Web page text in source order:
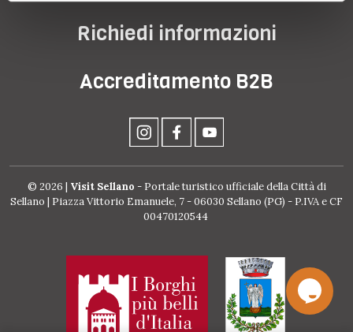
Richiedi informazioni
Accreditamento B2B
© 2026 | Visit Sellano - Portale turistico ufficiale della Città di
Sellano | Piazza Vittorio Emanuele, 7 - 06030 Sellano (PG) - P.IVA e CF
00470120544